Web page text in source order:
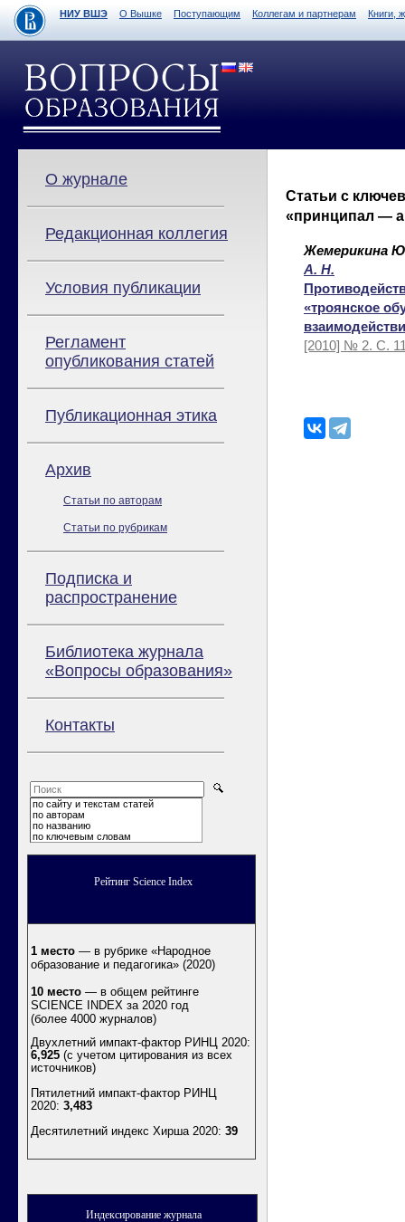
НИУ ВШЭ О Вышке Поступающим Коллегам и партнерам Книги,
О журнале
Редакционная коллегия
Условия публикации
Регламент
опубликования статей
Публикационная этика
Архив
Статьи по авторам
Статьи по рубрикам
Подписка и
распространение
Библиотека журнала
«Вопросы образования»
Контакты
по сайту и текстам статей
по авторам
по названию
по ключевым словам
Рейтинг Science Index
1 место — в рубрике «Народное
образование и педагогика» (2020)
10 место — в общем рейтинге
SCIENCE INDEX за 2020 год
(более 4000 журналов)
Двухлетний импакт-фактор РИНЦ 2020:
6,925 (с учетом цитирования из всех
источников)
Пятилетний импакт-фактор РИНЦ
2020: 3,483
Десятилетний индекс Хирша 2020: 39
Индексирование журнала
Статьи с
«принципал —
Жемерикина
А. Н.
«троянское
[2010] № 2. С.